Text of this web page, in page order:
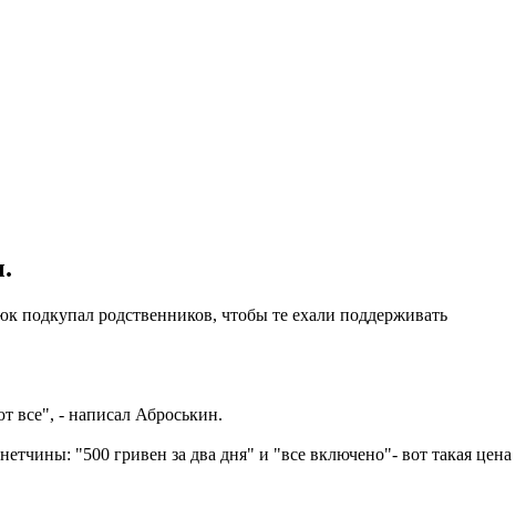
подкупал родственников, чтобы те ехали поддерживать
все", - написал Аброськин.
"500 гривен за два дня" и "все включено"- вот такая цена